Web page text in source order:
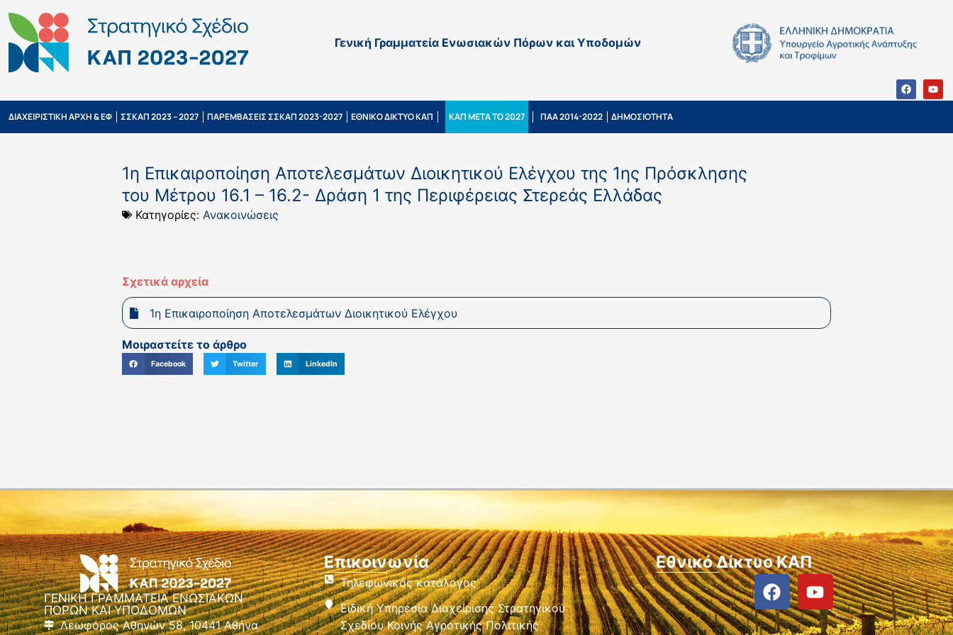
Γενική Γραμματεία Ενωσιακών Πόρων και Υποδομών
ΔΙΑΧΕΙΡΙΣΤΙΚΗ ΑΡΧΗ & ΕΦ ΣΣΚΑΠ 2023 – 2027 ΠΑΡΕΜΒΑΣΕΙΣ ΣΣΚΑΠ 2023-2027 ΕΘΝΙΚΟ ΔΙΚΤΥΟ ΚΑΠ ΚΑΠ ΜΕΤΑ ΤΟ 2027 ΠΑΑ 2014-2022 ΔΗΜΟΣΙΟΤΗΤΑ
1η Επικαιροποίηση Αποτελεσμάτων Διοικητικού Ελέγχου της 1ης Πρόσκλησης
του Μέτρου 16.1 – 16.2- Δράση 1 της Περιφέρειας Στερεάς Ελλάδας
Κατηγορίες: Ανακοινώσεις
Σχετικά αρχεία
1η Επικαιροποίηση Αποτελεσμάτων Διοικητικού Ελέγχου
Μοιραστείτε το άρθρο
Facebook Twitter LinkedIn
ΓΕΝΙΚΗ ΓΡΑΜΜΑΤΕΙΑ ΕΝΩΣΙΑΚΩΝ
ΠΟΡΩΝ ΚΑΙ ΥΠΟΔΟΜΩΝ
Λεωφόρος Αθηνών 58, 10441 Αθήνα
Επικοινωνία
Τηλεφωνικός κατάλογος
Ειδική Υπηρεσία Διαχείρισης Στρατηγικού
Σχεδίου Κοινής Αγροτικής Πολιτικής
Εθνικό Δίκτυο ΚΑΠ